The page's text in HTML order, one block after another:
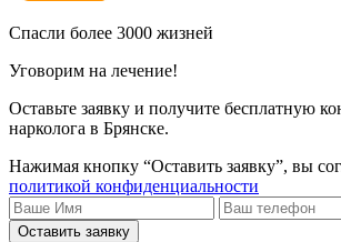
Спасли более 3000 жизней
Уговорим на лечение!
Оставьте заявку и получите бесплатную
нарколога в Брянске.
Нажимая кнопку “Оставить заявку”, вы
политикой конфиденциальности
Оставить заявку